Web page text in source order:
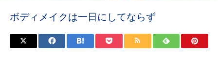
ボディメイクは一日にしてならず